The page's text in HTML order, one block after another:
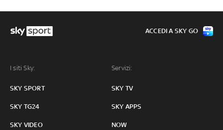
I siti Sky:
SKY SPORT
SKY TG24
SKY VIDEO
Servizi:
SKY TV
SKY APPS
NOW
ACCEDI A SKY GO